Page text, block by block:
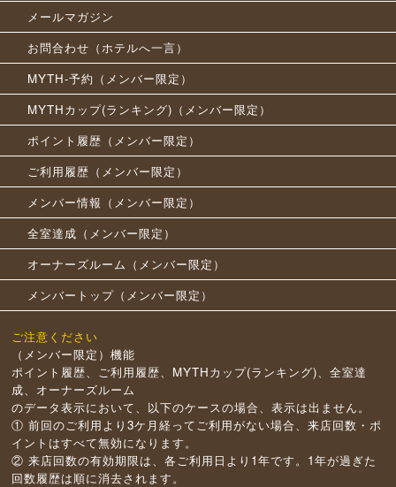
メールマガジン
お問合わせ（ホテルへ一言）
MYTH-予約（メンバー限定）
MYTHカップ(ランキング)（メンバー限定）
ポイント履歴（メンバー限定）
ご利用履歴（メンバー限定）
メンバー情報（メンバー限定）
全室達成（メンバー限定）
オーナーズルーム（メンバー限定）
メンバートップ（メンバー限定）
ご注意ください
（メンバー限定）機能
ポイント履歴、ご利用履歴、MYTHカップ(ランキング)、全室達
成、オーナーズルーム
のデータ表示において、以下のケースの場合、表示は出ません。
① 前回のご利用より3ケ月経ってご利用がない場合、来店回数・ポ
イントはすべて無効になります。
② 来店回数の有効期限は、各ご利用日より1年です。1年が過ぎた
回数履歴は順に消去されます。